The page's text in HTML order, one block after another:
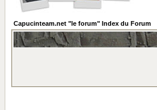
Capucinteam.net "le forum" Index du Forum